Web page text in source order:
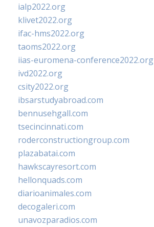
ialp2022.org
klivet2022.org
ifac-hms2022.org
taoms2022.org
iias-euromena-conference2022.org
ivd2022.org
csity2022.org
ibsarstudyabroad.com
bennusehgall.com
tsecincinnati.com
roderconstructiongroup.com
plazabatai.com
hawkscayresort.com
hellonquads.com
diarioanimales.com
decogaleri.com
unavozparadios.com